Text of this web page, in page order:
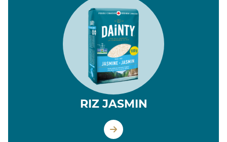
RIZ JASMIN